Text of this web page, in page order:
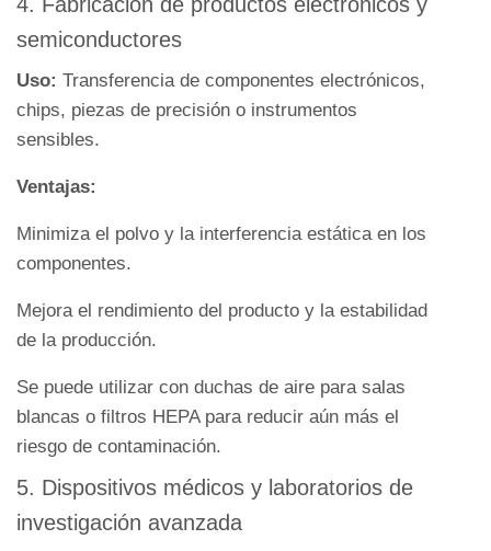
semiconductores
Uso: Transferencia de componentes electrónicos,
chips, piezas de precisión o instrumentos
sensibles.
Ventajas:
Minimiza el polvo y la interferencia estática en los
componentes.
Mejora el rendimiento del producto y la estabilidad
de la producción.
Se puede utilizar con duchas de aire para salas
blancas o filtros HEPA para reducir aún más el
riesgo de contaminación.
5. Dispositivos médicos y laboratorios de
investigación avanzada